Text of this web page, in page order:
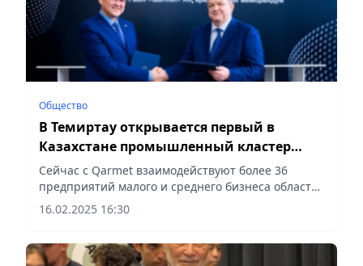
Общество
В Темиртау открывается первый в
Казахстане промышленный кластер
вокруг крупного бизнеса
Сейчас с Qarmet взаимодействуют более 36
предприятий малого и среднего бизнеса области,
сообщает Vecher.kz.
16.02.2025 16:30